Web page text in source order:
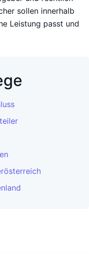
sollen innerhalb
Leistung passt und